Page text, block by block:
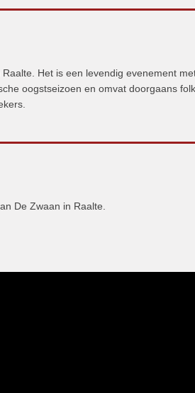
Het is een levendig evenement
oogstseizoen en omvat doorgaans
De Zwaan in Raalte.